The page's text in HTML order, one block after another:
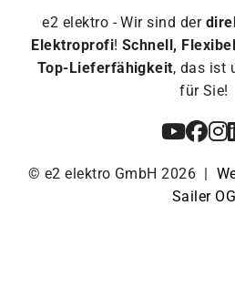
e2 elektro - Wir sind der
Elektroprofi! Schnell,
Top-Lieferfähigkeit, das ist
für Sie!
© e2 elektro GmbH 2026 |
Sailer OG